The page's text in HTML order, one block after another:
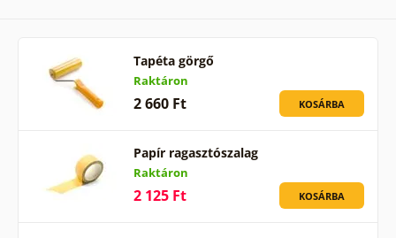
Tapéta görgő
Raktáron
2 660 Ft KOSÁRBA
Papír ragasztószalag
Raktáron
2 125 Ft KOSÁRBA